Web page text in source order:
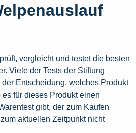
vergleicht und testet die besten
Viele der Tests der Stiftung
Entscheidung, welches Produkt
für dieses Produkt einen
gibt, der zum Kaufen
aktuellen Zeitpunkt nicht